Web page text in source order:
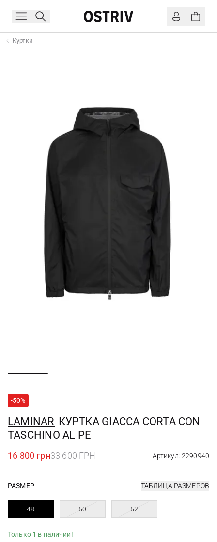
Куртки
-50%
LAMINAR КУРТКА GIACCA CORTA CON
TASCHINO AL PE
16 800 грн33 600 ГРН Артикул: 2290940
РАЗМЕР ТАБЛИЦА РАЗМЕРОВ
48 50 52
Только 1 в наличии!